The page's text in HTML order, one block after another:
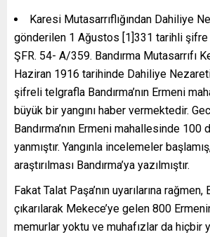
Karesi Mutasarrıflığından Dahiliye
gönderilen 1 Ağustos [1]331 tarihli şifre
ŞFR. 54- A/359. Bandırma Mutasarrıfı
Haziran 1916 tarihinde Dahiliye
şifreli telgrafla Bandırma’nın Ermeni
büyük bir yangını haber vermektedir.
Bandırma’nın Ermeni mahallesinde 100
yanmıştır. Yangınla incelemeler
araştırılması Bandırma’ya yazılmıştır.
Fakat Talat Paşa’nın uyarılarına rağmen,
çıkarılarak Mekece’ye gelen 800
memurlar yoktu ve muhafızlar da hiçbir